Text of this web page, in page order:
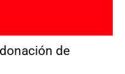
de